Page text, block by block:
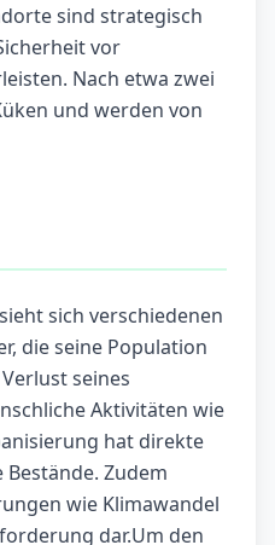
sind strategisch
vor
Nach etwa zwei
und werden von
sich verschiedenen
die seine Population
seines
Aktivitäten wie
hat direkte
Zudem
wie Klimawandel
dar.Um den